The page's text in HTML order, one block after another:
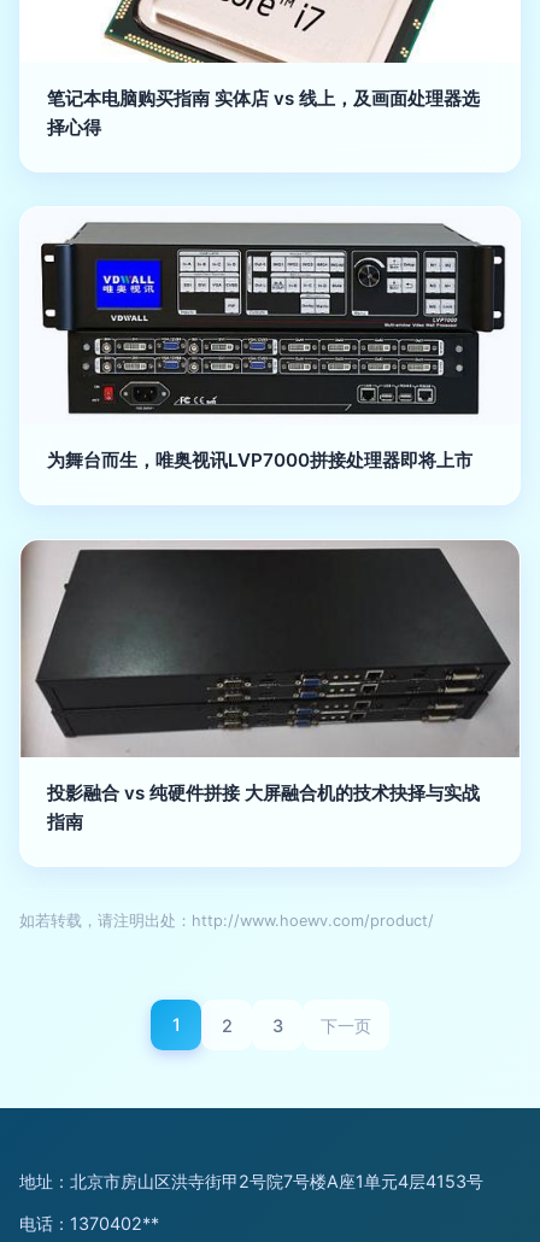
笔记本电脑购买指南 实体店 vs 线上，及画面处理器选
择心得
为舞台而生，唯奥视讯LVP7000拼接处理器即将上市
投影融合 vs 纯硬件拼接 大屏融合机的技术抉择与实战
指南
如若转载，请注明出处：http://www.hoewv.com/product/
1 2 3 下一页
地址：北京市房山区洪寺街甲2号院7号楼A座1单元4层4153号
电话：1370402**